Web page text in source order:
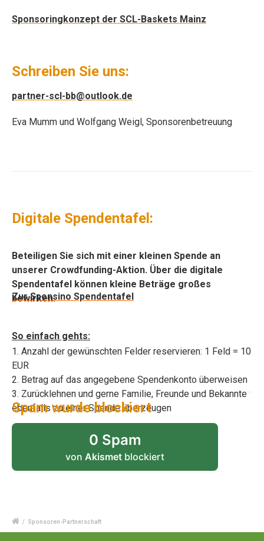
Sponsoringkonzept der SCL-Baskets Mainz
Schreiben Sie uns:
partner-scl-bb@outlook.de
Eva Mumm und Wolfgang Weigl, Sponsorenbetreuung
Digitale Spendentafel:
Beteiligen Sie sich mit einer kleinen Spende an
unserer Crowdfunding-Aktion. Über die digitale
Spendentafel können kleine Beträge großes
bewirken.
Zur Sponsino Spendentafel
So einfach gehts:
1. Anzahl der gewünschten Felder reservieren: 1 Feld = 10
EUR
2. Betrag auf das angegebene Spendenkonto überweisen
3. Zurücklehnen und gerne Familie, Freunde und Bekannte
ebenfalls zu einer Spende überzeugen
Spam wurde blockiert
0 Spam
von Akismet blockiert
/ Sponsoren-Partnerschaft